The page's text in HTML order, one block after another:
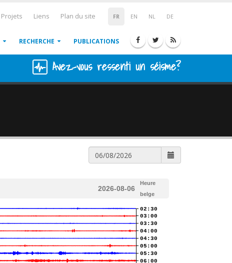
FR EN NL DE
Projets Liens Plan du site
RECHERCHE PUBLICATIONS
Avez-vous ressenti un séisme?
2026-08-06
Heure
belge
02:30
03:00
03:30
04:00
04:30
05:00
05:30
06:00